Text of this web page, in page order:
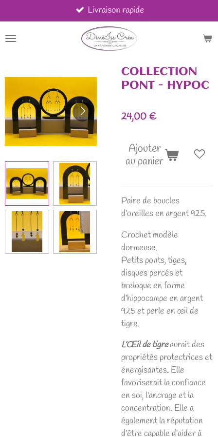
au
contenu
Livraison rapide
COLLECTION
PONT - HYPOC
24,00 €
Ajouter
au panier
Paire de boucles
d’oreilles en argent 925.
Crochet modèle
dormeuse.
Petits ponts, tiges,
disques percés et
breloque en forme
d’hippocampe en argent
925 et perle en œil de
tigre.
L’Œil de tigreaurait des
propriétés protectrices et
énergisantes. Elle
favoriserait la confiance
en soi, l'ancrage et la
concentration. Elle a
également la réputation
d’être capable d’aider à